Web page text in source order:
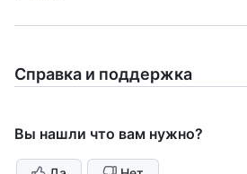
Справка и поддержка
Вы нашли что вам нужно?